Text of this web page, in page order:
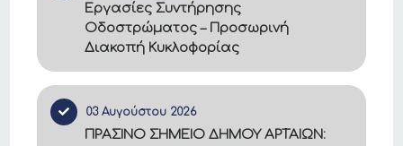
Εργασίες Συντήρησης
Οδοστρώματος – Προσωρινή
Διακοπή Κυκλοφορίας
03 Αυγούστου 2026
ΠΡΑΣΙΝΟ ΣΗΜΕΙΟ ΔΗΜΟΥ ΑΡΤΑΙΩΝ: